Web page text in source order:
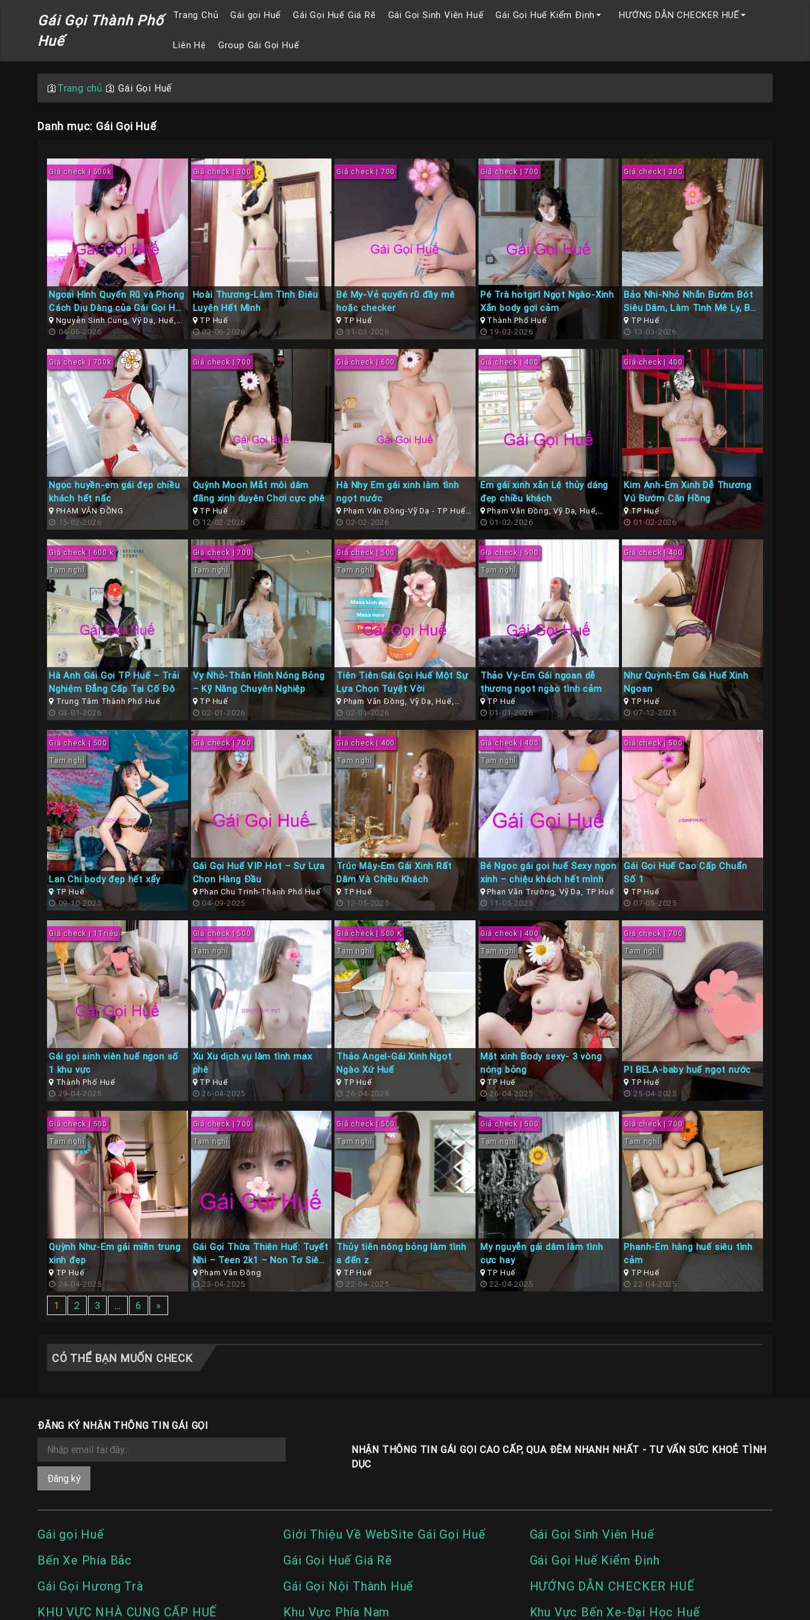
Gái Gọi Thành Phố
Huế
Trang Chủ Gái gọi Huế Gái Gọi Huế Giá Rẽ Gái Gọi Sinh Viên Huế Gái Gọi Huế Kiểm Định HƯỚNG DẪN CHECKER HUẾ
Liên Hệ Group Gái Gọi Huế
🛐 Trang chủ 🛐Gái Gọi Huế
Danh mục: Gái Gọi Huế
Giá check | 500k
Ngoại Hình Quyến Rũ và Phong
Cách Dịu Dàng của Gái Gọi Huế
Hoài An
Nguyễn Sinh Cung, Vỹ Dạ, Huế,
Thừa Thiên Huế
04-06-2026
Giá check | 300
Hoài Thương-Làm Tình Điêu
Luyện Hết Mình
TP Huế
02-06-2026
Giá check | 700
Bé My-Vẻ quyến rũ đầy mê
hoặc checker
TP Huế
31-03-2026
Giá check | 700
Pé Trà hotgirl Ngọt Ngào-Xinh
Xắn body gợi cảm
Thành Phố Huế
19-03-2026
Giá check | 300
Bảo Nhi-Nhỏ Nhắn Bướm Bót
Siêu Dâm, Làm Tình Mê Ly, BJ
cực đã
TP Huế
13-03-2026
Giá check | 700k
Ngọc huyền-em gái đẹp chiều
khách hết nấc
PHẠM VĂN ĐỒNG
15-02-2026
Giá check | 700
Quỳnh Moon Mắt môi dâm
đãng xinh duyên Chơi cực phê
TP Huế
12-02-2026
Giá check | 600
Hà Nhy Em gái xinh làm tình
ngọt nước
Phạm Văn Đồng-Vỹ Dạ - TP Huế (
Thừa Thiên Huế )
02-02-2026
Giá check | 400
Em gái xinh xắn Lệ thủy dáng
đẹp chiều khách
Phạm Văn Đồng, Vỹ Dạ, Huế,
Thừa Thiên Huế
01-02-2026
Giá check | 400
Kim Anh-Em Xinh Dễ Thương
Vú Bướm Căn Hồng
TP Huế
01-02-2026
Giá check | 600 k
Tạm nghỉ
Hà Anh Gái Gọi TP Huế – Trải
Nghiệm Đẳng Cấp Tại Cố Đô
Trung Tâm Thành Phố Huế
03-01-2026
Giá check | 700
Tạm nghỉ
Vy Nhỏ-Thân Hình Nóng Bỏng
– Kỹ Năng Chuyên Nghiệp
TP Huế
02-01-2026
Giá check | 500
Tạm nghỉ
Tiên Tiên Gái Gọi Huế Một Sự
Lựa Chọn Tuyệt Vời
Phạm Văn Đồng, Vỹ Dạ, Huế,
Thừa Thiên Huế
02-01-2026
Giá check | 500
Tạm nghỉ
Thảo Vy-Em Gái ngoan dễ
thương ngọt ngào tình cảm
TP Huế
01-01-2026
Giá check | 400
Như Quỳnh-Em Gái Huế Xinh
Ngoan
TP Huế
07-12-2025
Giá check | 500
Tạm nghỉ
Lan Chi body đẹp hết xẩy
TP Huế
09-10-2025
Giá check | 700
Gái Gọi Huế VIP Hot – Sự Lựa
Chọn Hàng Đầu
Phan Chu Trinh-Thành Phố Huế
04-09-2025
Giá check | 400
Tạm nghỉ
Trúc Mây-Em Gái Xinh Rất
Dâm Và Chiều Khách
TP Huế
12-05-2025
Giá check | 400
Tạm nghỉ
Bé Ngọc gái gọi huế Sexy ngon
xinh – chiệu khách hết mình
Phan Văn Trường, Vỹ Dạ, TP Huế
11-05-2025
Giá check | 500
Gái Gọi Huế Cao Cấp Chuẩn
Số 1
TP Huế
07-05-2025
Giá check | 1Triệu
Gái gọi sinh viên huế ngon số
1 khu vực
Thành Phố Huế
29-04-2025
Giá check | 500
Tạm nghỉ
Xu Xu dịch vụ làm tình max
phê
TP Huế
26-04-2025
Giá check | 500 K
Tạm nghỉ
Thảo Angel-Gái Xinh Ngọt
Ngào Xứ Huế
TP Huế
26-04-2025
Giá check | 400
Tạm nghỉ
Mặt xinh Body sexy- 3 vòng
nóng bỏng
TP Huế
26-04-2025
Giá check | 700
Tạm nghỉ
PI BELA-baby huế ngọt nước
TP Huế
25-04-2025
Giá check | 500
Tạm nghỉ
Quỳnh Như-Em gái miền trung
xinh đẹp
TP Huế
24-04-2025
Giá check | 700
Tạm nghỉ
Gái Gọi Thừa Thiên Huế: Tuyết
Nhi – Teen 2k1 – Non Tơ Siêu
Ngon Tình Cảm
Phạm Văn Đồng
23-04-2025
Giá check | 500
Tạm nghỉ
Thủy tiên nóng bỏng làm tình
a đến z
TP Huế
22-04-2025
Giá check | 500
Tạm nghỉ
My nguyễn gái dâm làm tình
cực hay
TP Huế
22-04-2025
Giá check | 700
Tạm nghỉ
Phanh-Em hàng huế siêu tình
cảm
TP Huế
22-04-2025
1 2 3 … 6 »
CÓ THỂ BẠN MUỐN CHECK
ĐĂNG KÝ NHẬN THÔNG TIN GÁI GỌI
NHẬN THÔNG TIN GÁI GỌI CAO CẤP, QUA ĐÊM NHANH NHẤT - TƯ VẤN SỨC KHOẺ TÌNH
DỤC
Gái gọi Huế Giới Thiệu Về WebSite Gái Gọi Huế
Gái Gọi Sinh Viên Huế
Bến Xe Phía Bắc
Gái Gọi Huế Giá Rẽ
Gái Gọi Huế Kiểm Định
Gái Gọi Hương Trà
Gái Gọi Nội Thành Huế
HƯỚNG DẪN CHECKER HUẾ
KHU VỰC NHÀ CUNG CẤP HUẾ
Khu Vực Phía Nam Khu Vực Bến Xe-Đại Học Huế